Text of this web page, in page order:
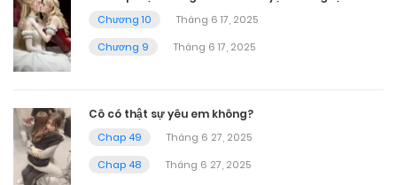
Chương 10
Tháng 6 17, 2025
Chương 9
Tháng 6 17, 2025
Cô có thật sự yêu em không?
Chap 49
Tháng 6 27, 2025
Chap 48
Tháng 6 27, 2025